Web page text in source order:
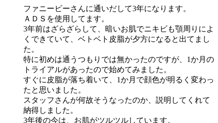
ファニービーさんに通いだして3年になります。
ＡＤＳを使用してます。
3年前はざらざらして、暗いお肌でニキビも顎周りによ
くできていて、ベトベト皮脂が夕方になると出てまし
た。
特に初めは通うつもりでは無かったのですが、1か月の
トライアルがあったので始めてみました。
すぐに皮脂が落ち着いて、1か月で顔色が明るく変わっ
たと思いました。
スタッフさんが何故そうなったのか、説明してくれて
納得しました。
3年後の今は、お肌がツルツルしています。